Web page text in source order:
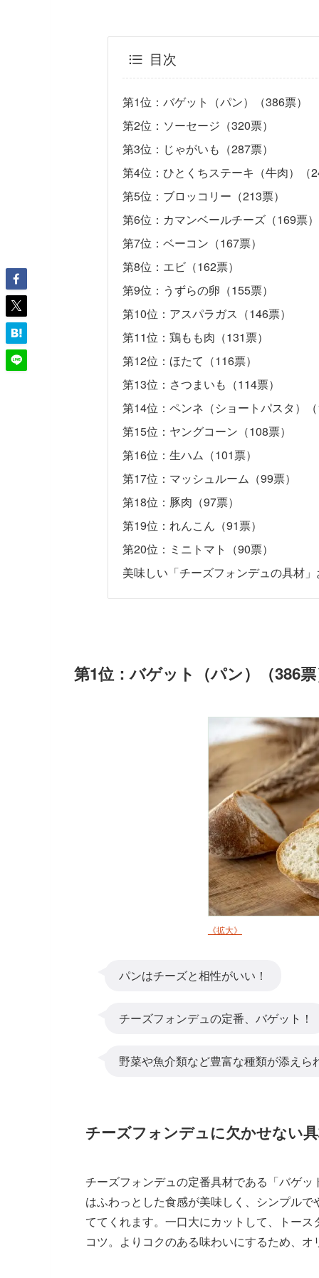
目次
第1位：バゲット（パン）（386票）
第2位：ソーセージ（320票）
第3位：じゃがいも（287票）
第4位：ひとくちステーキ（牛肉）（
第5位：ブロッコリー（213票）
第6位：カマンベールチーズ（169票）
第7位：ベーコン（167票）
第8位：エビ（162票）
第9位：うずらの卵（155票）
第10位：アスパラガス（146票）
第11位：鶏もも肉（131票）
第12位：ほたて（116票）
第13位：さつまいも（114票）
第14位：ペンネ（ショートパスタ）
第15位：ヤングコーン（108票）
第16位：生ハム（101票）
第17位：マッシュルーム（99票）
第18位：豚肉（97票）
第19位：れんこん（91票）
第20位：ミニトマト（90票）
美味しい「チーズフォンデュの具材
第1位：バゲット（パン）（386
《拡大》
パンはチーズと相性がいい！
チーズフォンデュの定番、バゲット！
野菜や魚介類など豊富な種類が添え
チーズフォンデュに欠かせない
チーズフォンデュの定番具材である「バゲ
はふわっとした食感が美味しく、シンプル
ててくれます。一口大にカットして、トー
コツ。よりコクのある味わいにするため、